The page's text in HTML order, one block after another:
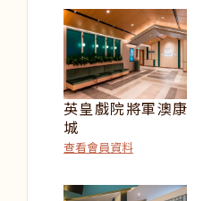
英皇戲院將軍澳康
城
查看會員資料